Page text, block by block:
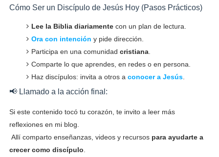
Cómo Ser un Discípulo de Jesús Hoy (Pasos Prácticos)
Lee la Biblia diariamentecon un plan de lectura.
Ora con intención y pide dirección.
Participa en una comunidad cristiana.
Comparte lo que aprendes, en redes o en persona.
Haz discípulos: invita a otros a conocer a Jesús.
📢 Llamado a la acción final:
Si este contenido tocó tu corazón, te invito a leer más
reflexiones en mi blog.
Allí comparto enseñanzas, videos y recursos para ayudarte a
crecer como discípulo